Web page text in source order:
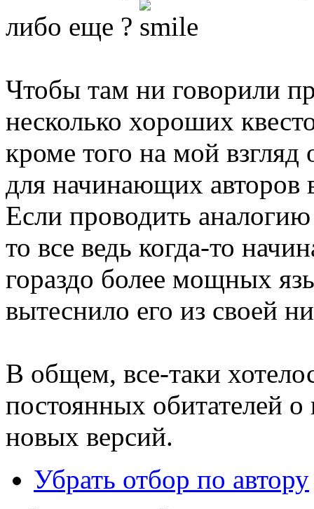
либо еще ?
Чтобы там ни говорили
несколько хороших
кроме того на мой
для начинающих авторов
Если проводить
то все ведь когда-то
гораздо более мощных
вытеснило его из своей
В общем, все-таки
постоянных обитателей
новых версий.
Убрать отбор по автору